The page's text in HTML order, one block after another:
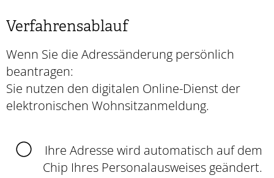
Verfahrensablauf
Wenn Sie die Adressänderung persönlich
beantragen:
Sie nutzen den digitalen Online-Dienst der
elektronischen Wohnsitzanmeldung.
Ihre Adresse wird automatisch auf dem
Chip Ihres Personalausweises geändert.